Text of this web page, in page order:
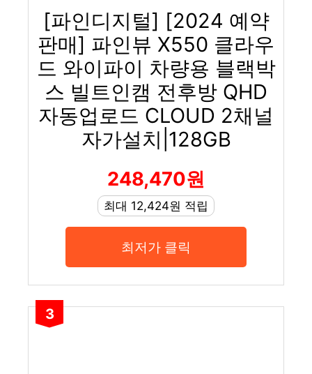
[파인디지털] [2024 예약
판매] 파인뷰 X550 클라우
드 와이파이 차량용 블랙박
스 빌트인캠 전후방 QHD
자동업로드 CLOUD 2채널
자가설치|128GB
248,470원
최대 12,424원 적립
최저가 클릭
3